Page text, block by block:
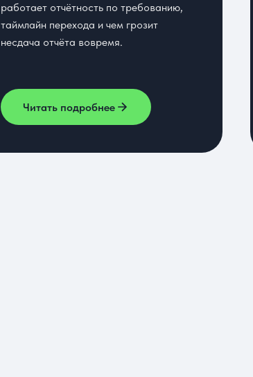
работает отчётность по требованию,
таймлайн перехода и чем грозит
несдача отчёта вовремя.
Читать подробнее